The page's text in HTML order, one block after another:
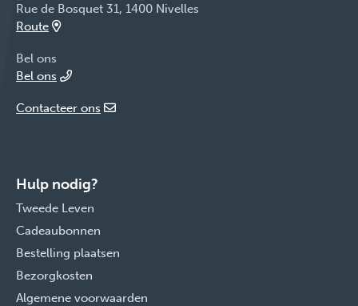
Rue de Bosquet 31, 1400 Nivelles
Route
Bel ons
Bel ons
Contacteer ons
Hulp nodig?
Tweede Leven
Cadeaubonnen
Bestelling plaatsen
Bezorgkosten
Algemene voorwaarden